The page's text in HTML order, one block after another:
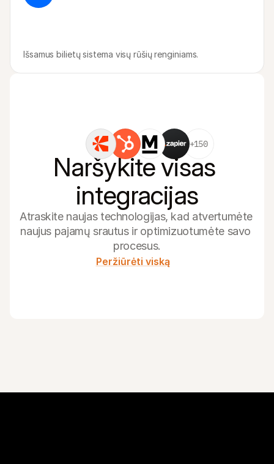
Išsamus bilietų sistema visų rūšių renginiams.
+150
Naršykite visas
integracijas
Atraskite naujas technologijas, kad atvertumėte
naujus pajamų srautus ir optimizuotumėte savo
procesus.
Peržiūrėti viską